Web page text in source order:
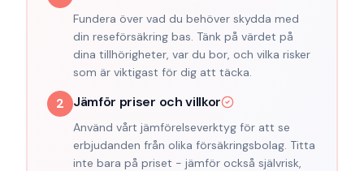
Fundera över vad du behöver skydda med
din reseförsäkring bas. Tänk på värdet på
dina tillhörigheter, var du bor, och vilka risker
som är viktigast för dig att täcka.
2 Jämför priser och villkor
Använd vårt jämförelseverktyg för att se
erbjudanden från olika försäkringsbolag. Titta
inte bara på priset - jämför också självrisk,